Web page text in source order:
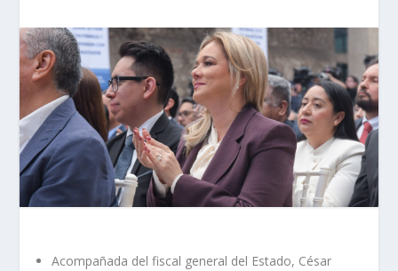
Acompañada del fiscal general del Estado, César